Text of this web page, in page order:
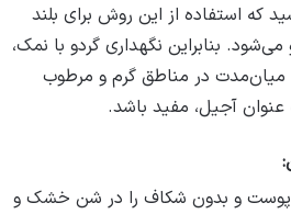
که استفاده از این روش برای بلند
بنابراین نگهداری گردو با نمک،
میان‌مدت در مناطق گرم و مرطوب
عنوان آجیل، مفید باشد.
پوست و بدون شکاف را در شن خشک و